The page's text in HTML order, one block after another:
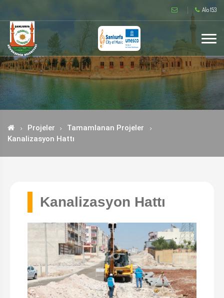
Alo 153
Projeler
Tamamlanan Projeler
Kanalizasyon Hattı
Kanalizasyon Hattı